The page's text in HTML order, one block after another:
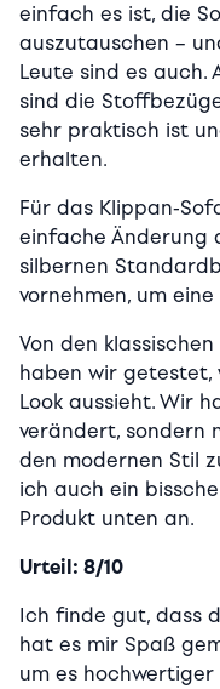
einfach es ist, die
auszutauschen –
Leute sind es auch.
sind die
sehr praktisch ist
erhalten.
Für das Klippan-
einfache Änderung
silbernen
vornehmen, um
Von den
haben wir getestet,
Look aussieht. Wir
verändert, sondern
den modernen Stil
ich auch ein
Produkt unten an.
Urteil: 8/10
Ich finde gut, dass
hat es mir Spaß
um es hochwertiger